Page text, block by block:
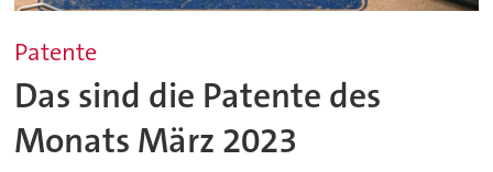
Patente
Das sind die Patente des
Monats März 2023